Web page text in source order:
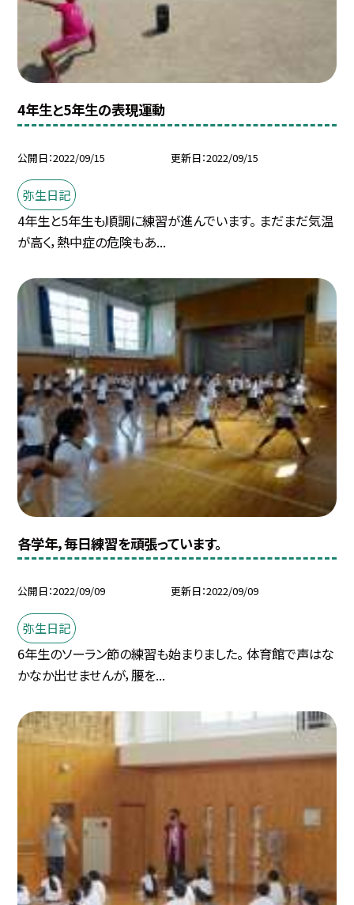
4年生と5年生の表現運動
公開日 2022/09/15 更新日 2022/09/15
弥生日記
4年生と5年生も順調に練習が進んでいます。 まだまだ気温
が高く，熱中症の危険もあ...
各学年，毎日練習を頑張っています。
公開日 2022/09/09 更新日 2022/09/09
弥生日記
6年生のソーラン節の練習も始まりました。 体育館で声はな
かなか出せませんが，腰を...